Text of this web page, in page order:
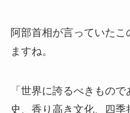
阿部首相が言っていた
ますね。
「世界に誇るべきもの
史、香り高き文化、四季